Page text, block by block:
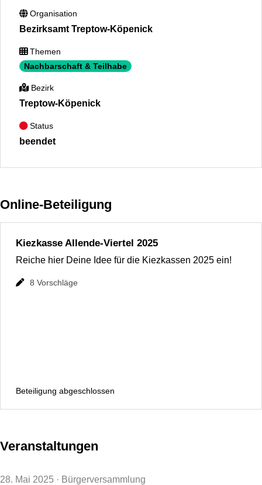
Organisation
Bezirksamt Treptow-Köpenick
Themen
Nachbarschaft & Teilhabe
Bezirk
Treptow-Köpenick
Status
beendet
Online-Beteiligung
Kiezkasse Allende-Viertel 2025
Reiche hier Deine Idee für die Kiezkassen 2025 ein!
8 Vorschläge
Beteiligung abgeschlossen
Veranstaltungen
28. Mai 2025 · Bürgerversammlung